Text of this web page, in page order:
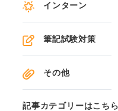
インターン
筆記試験対策
その他
記事カテゴリーはこちら